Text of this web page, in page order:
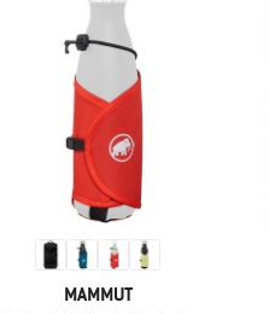
MARKE
MAMMUT